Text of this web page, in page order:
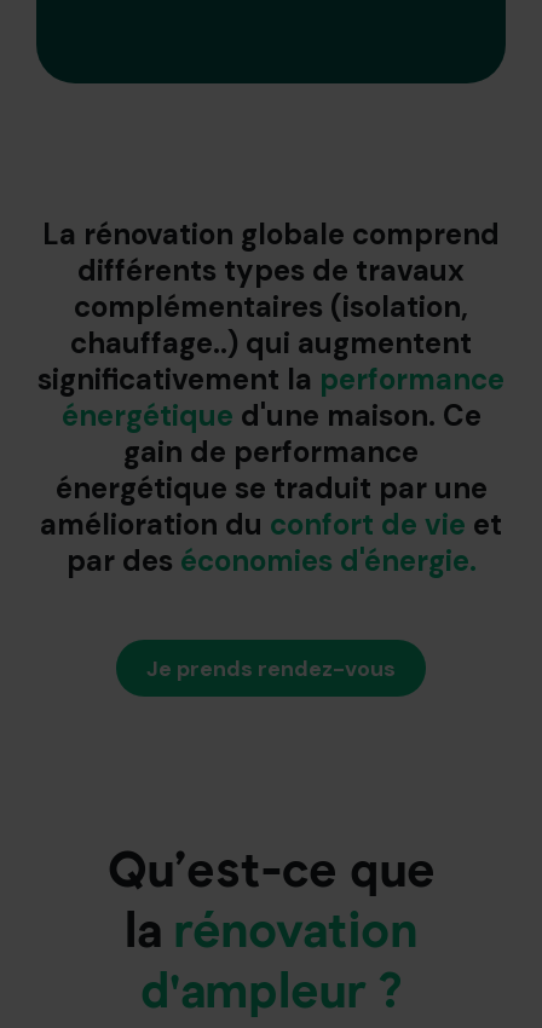
La rénovation globale comprend
différents types de travaux
complémentaires (isolation,
chauffage..) qui augmentent
significativement la performance
énergétique d'une maison. Ce
gain de performance
énergétique se traduit par une
amélioration du confort de vie et
par des économies d'énergie.
Je prends rendez-vous
Qu’est-ce que
la rénovation
d'ampleur ?